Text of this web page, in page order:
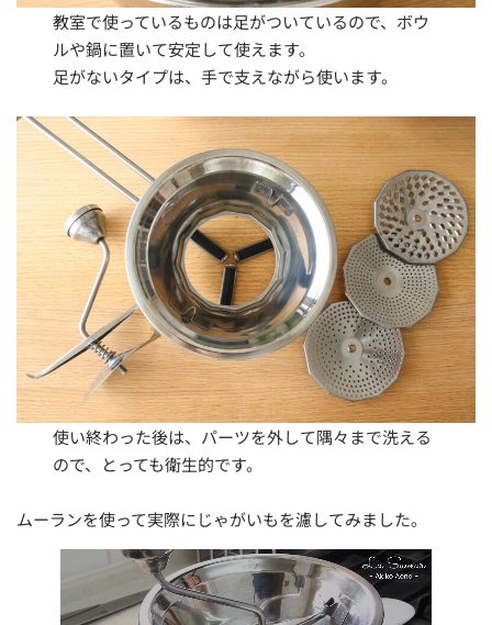
教室で使っているものは足がついているので、ボウ
ルや鍋に置いて安定して使えます。
足がないタイプは、手で支えながら使います。
使い終わった後は、パーツを外して隅々まで洗える
ので、とっても衛生的です。
ムーランを使って実際にじゃがいもを濾してみました。